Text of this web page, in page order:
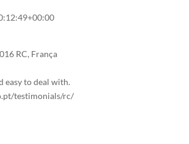
RC, França
easy to deal with.
testimonials/rc/